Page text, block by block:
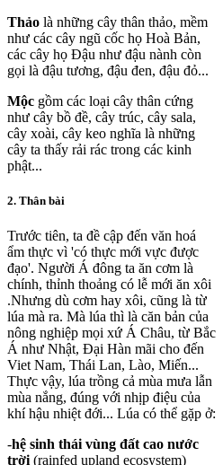
Thảo là những cây thân thảo, mềm
như các cây ngũ cốc họ Hoà Bản,
các cây họ Đậu như đậu nành còn
gọi là đậu tương, đậu đen, đậu đỏ...
Mộc gồm các loại cây thân cứng
như cây bồ đề, cây trúc, cây sala,
cây xoài, cây keo nghĩa là những
cây ta thấy rải rác trong các kinh
phật...
2. Thân bài
Trước tiên, ta đề cập đến văn hoá
ẩm thực vì 'có thực mới vực được
đạo'. Người Á đông ta ăn cơm là
chính, thỉnh thoảng có lễ mới ăn xôi
.Nhưng dù cơm hay xôi, cũng là từ
lúa mà ra. Mà lúa thì là căn bản của
nông nghiệp mọi xứ Á Châu, từ Bắc
Á như Nhật, Đại Hàn mãi cho đến
Viet Nam, Thái Lan, Lào, Miến...
Thực vậy, lúa trồng cả mùa mưa lẫn
mùa nắng, đúng với nhịp điệu của
khí hậu nhiệt đới... Lúa có thể gặp ở:
-hệ sinh thái vùng đất cao nước
trời (rainfed upland ecosystem)